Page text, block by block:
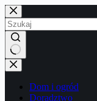
Przejdź
do
treści
Brak
wyników
Dom i ogród
Doradztwo